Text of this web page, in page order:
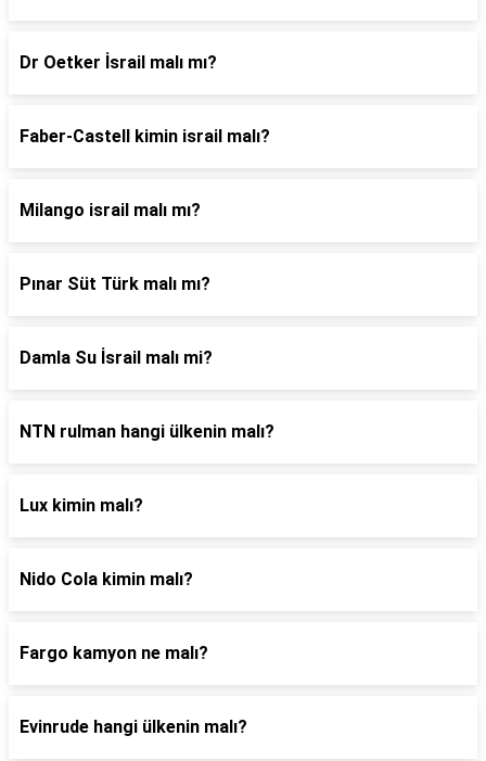
Dr Oetker İsrail malı mı?
Faber-Castell kimin israil malı?
Milango israil malı mı?
Pınar Süt Türk malı mı?
Damla Su İsrail malı mi?
NTN rulman hangi ülkenin malı?
Lux kimin malı?
Nido Cola kimin malı?
Fargo kamyon ne malı?
Evinrude hangi ülkenin malı?